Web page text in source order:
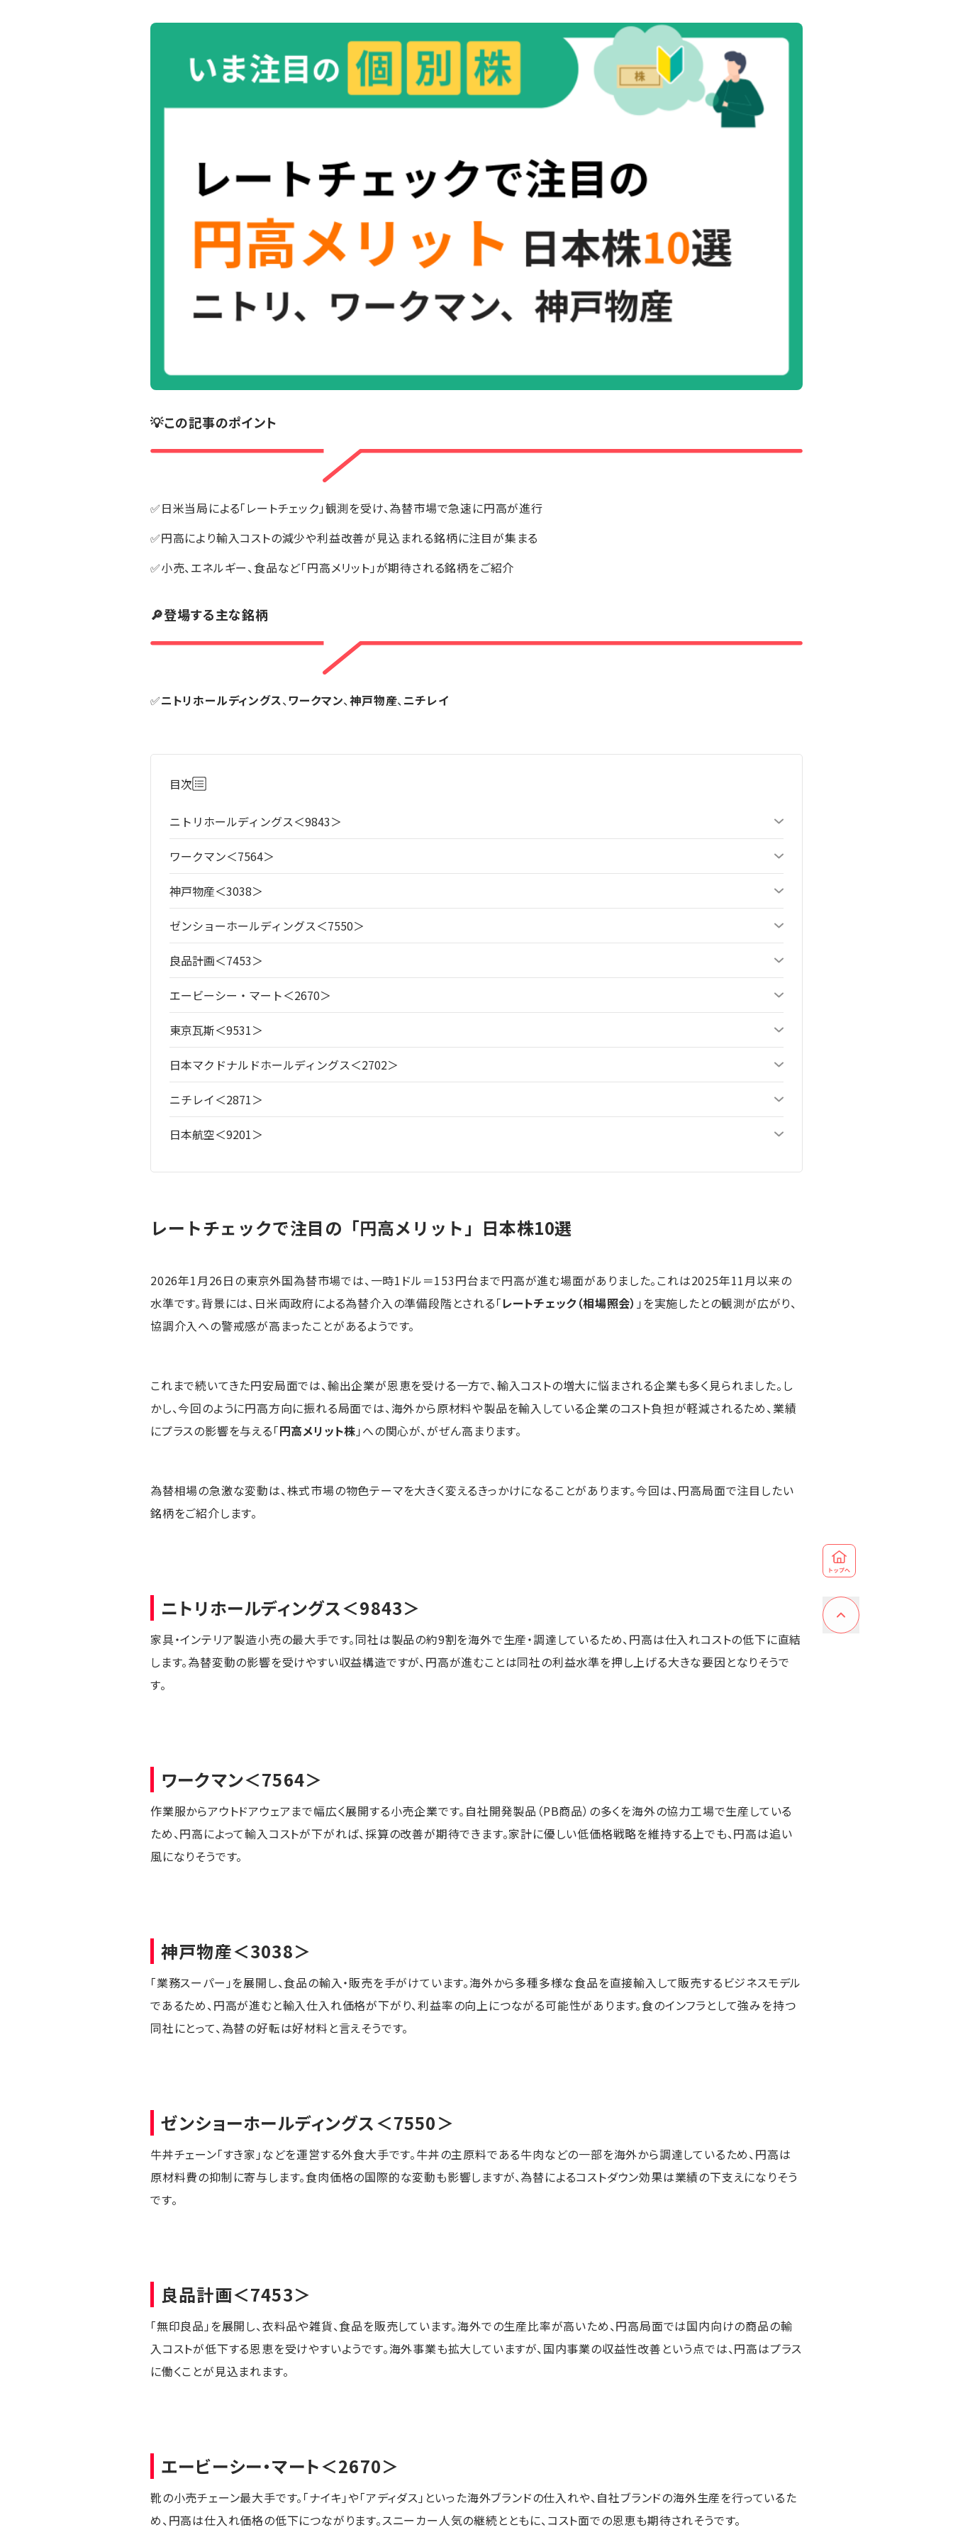
💡この記事のポイント
✅日米当局による「レートチェック」観測を受け、為替市場で急速に円高が進行
✅円高により輸入コストの減少や利益改善が見込まれる銘柄に注目が集まる
✅小売、エネルギー、食品など「円高メリット」が期待される銘柄をご紹介
🔎登場する主な銘柄
✅ニトリホールディングス、ワークマン、神戸物産、ニチレイ
目次
ニトリホールディングス＜9843＞
ワークマン＜7564＞
神戸物産＜3038＞
ゼンショーホールディングス＜7550＞
良品計画＜7453＞
エービーシー・マート＜2670＞
東京瓦斯＜9531＞
日本マクドナルドホールディングス＜2702＞
ニチレイ＜2871＞
日本航空＜9201＞
レートチェックで注目の「円高メリット」日本株10選
2026年1月26日の東京外国為替市場では、一時1ドル＝153円台まで円高が進む場面がありました。これは2025年11月以来の
水準です。背景には、日米両政府による為替介入の準備段階とされる「レートチェック（相場照会） 」を実施したとの観測が広がり、
協調介入への警戒感が高まったことがあるようです。
これまで続いてきた円安局面では、輸出企業が恩恵を受ける一方で、輸入コストの増大に悩まされる企業も多く見られました。し
かし、今回のように円高方向に振れる局面では、海外から原材料や製品を輸入している企業のコスト負担が軽減されるため、業績
にプラスの影響を与える「円高メリット株 」への関心が、がぜん高まります。
為替相場の急激な変動は、株式市場の物色テーマを大きく変えるきっかけになることがあります。今回は、円高局面で注目したい
銘柄をご紹介します。
ニトリホールディングス＜9843＞
家具・インテリア製造小売の最大手です。同社は製品の約9割を海外で生産・調達しているため、円高は仕入れコストの低下に直結
します。為替変動の影響を受けやすい収益構造ですが、円高が進むことは同社の利益水準を押し上げる大きな要因となりそうで
す。
ワークマン＜7564＞
作業服からアウトドアウェアまで幅広く展開する小売企業です。自社開発製品（PB商品）の多くを海外の協力工場で生産している
ため、円高によって輸入コストが下がれば、採算の改善が期待できます。家計に優しい低価格戦略を維持する上でも、円高は追い
風になりそうです。
神戸物産＜3038＞
「業務スーパー」を展開し、食品の輸入・販売を手がけています。海外から多種多様な食品を直接輸入して販売するビジネスモデル
であるため、円高が進むと輸入仕入れ価格が下がり、利益率の向上につながる可能性があります。食のインフラとして強みを持つ
同社にとって、為替の好転は好材料と言えそうです。
ゼンショーホールディングス＜7550＞
牛丼チェーン「すき家」などを運営する外食大手です。牛丼の主原料である牛肉などの一部を海外から調達しているため、円高は
原材料費の抑制に寄与します。食肉価格の国際的な変動も影響しますが、為替によるコストダウン効果は業績の下支えになりそう
です。
良品計画＜7453＞
「無印良品」を展開し、衣料品や雑貨、食品を販売しています。海外での生産比率が高いため、円高局面では国内向けの商品の輸
入コストが低下する恩恵を受けやすいようです。海外事業も拡大していますが、国内事業の収益性改善という点では、円高はプラス
に働くことが見込まれます。
エービーシー・マート＜2670＞
靴の小売チェーン最大手です。「ナイキ」や「アディダス」といった海外ブランドの仕入れや、自社ブランドの海外生産を行っているた
め、円高は仕入れ価格の低下につながります。スニーカー人気の継続とともに、コスト面での恩恵も期待されそうです。